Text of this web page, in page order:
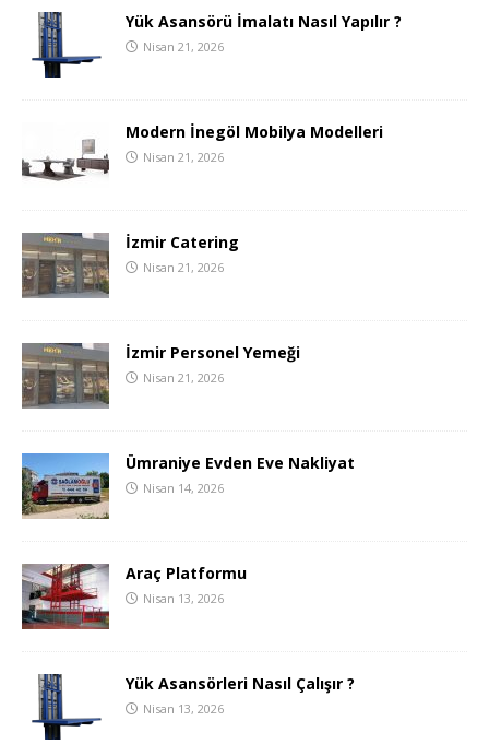
Yük Asansörü İmalatı Nasıl Yapılır ?
Nisan 21, 2026
Modern İnegöl Mobilya Modelleri
Nisan 21, 2026
İzmir Catering
Nisan 21, 2026
İzmir Personel Yemeği
Nisan 21, 2026
Ümraniye Evden Eve Nakliyat
Nisan 14, 2026
Araç Platformu
Nisan 13, 2026
Yük Asansörleri Nasıl Çalışır ?
Nisan 13, 2026